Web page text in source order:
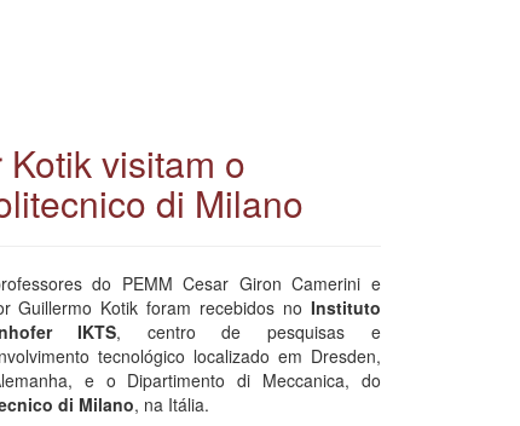
visitam o
di Milano
do PEMM Cesar Giron Camerini e
Guillermo Kotik foram recebidos no Instituto
IKTS, centro de pesquisas e
tecnológico localizado em Dresden,
e o Dipartimento di Meccanica, do
di Milano, na Itália.